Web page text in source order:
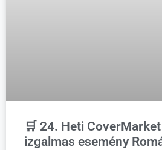
🛒 24. Heti
izgalmas esemény